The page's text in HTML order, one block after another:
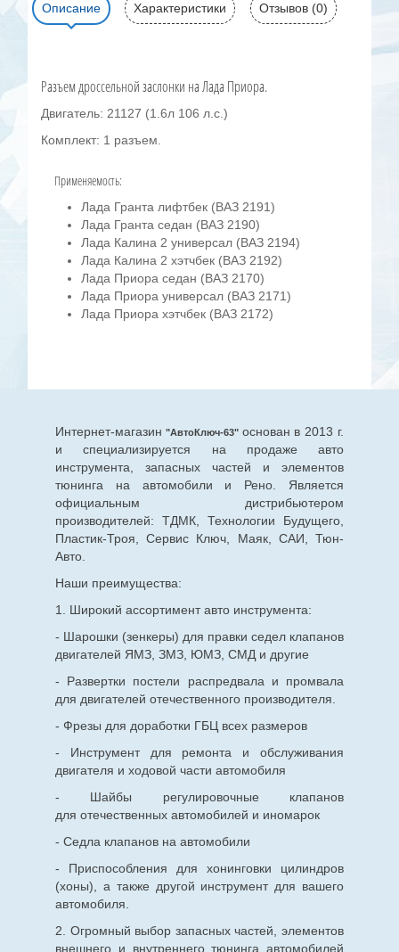
Описание Характеристики Отзывов (0)
Разъем дроссельной заслонки на Лада Приора.
Двигатель: 21127 (1.6л 106 л.с.)
Комплект: 1 разъем.
Применяемость:
Лада Гранта лифтбек (ВАЗ 2191)
Лада Гранта седан (ВАЗ 2190)
Лада Калина 2 универсал (ВАЗ 2194)
Лада Калина 2 хэтчбек (ВАЗ 2192)
Лада Приора седан (ВАЗ 2170)
Лада Приора универсал (ВАЗ 2171)
Лада Приора хэтчбек (ВАЗ 2172)
Интернет-магазин "АвтоКлюч-63" основан в 2013 г.
и специализируется на продаже авто
инструмента, запасных частей и элементов
тюнинга на автомобили и Рено. Является
официальным дистрибьютером
производителей: ТДМК, Технологии Будущего,
Пластик-Троя, Сервис Ключ, Маяк, САИ, Тюн-
Авто.
Наши преимущества:
1. Широкий ассортимент авто инструмента:
- Шарошки (зенкеры) для правки седел клапанов
двигателей ЯМЗ, ЗМЗ, ЮМЗ, СМД и другие
- Развертки постели распредвала и промвала
для двигателей отечественного производителя.
- Фрезы для доработки ГБЦ всех размеров
- Инструмент для ремонта и обслуживания
двигателя и ходовой части автомобиля
- Шайбы регулировочные клапанов
для отечественныхавтомобилей и иномарок
- Седла клапанов на автомобили
- Приспособления для хонинговки цилиндров
(хоны), а также другой инструмент для вашего
автомобиля.
2. Огромный выбор запасных частей, элементов
внешнего и внутреннего тюнинга автомобилей